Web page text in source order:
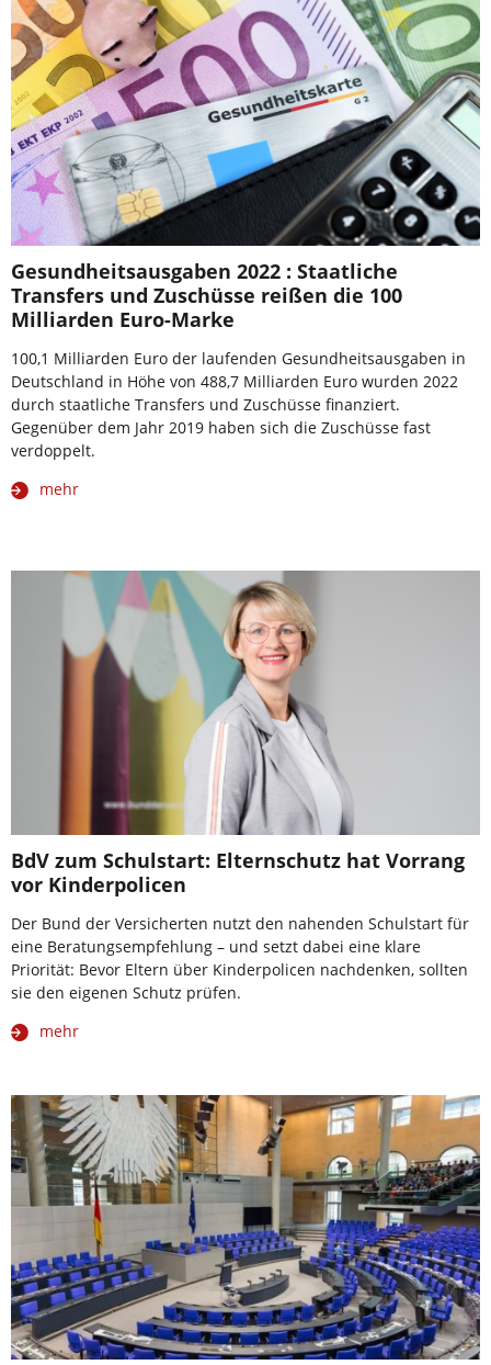
Gesundheitsausgaben 2022 : Staatliche
Transfers und Zuschüsse reißen die 100
Milliarden Euro-Marke
100,1 Milliarden Euro der laufenden Gesundheitsausgaben in
Deutschland in Höhe von 488,7 Milliarden Euro wurden 2022
durch staatliche Transfers und Zuschüsse finanziert.
Gegenüber dem Jahr 2019 haben sich die Zuschüsse fast
verdoppelt.
mehr
BdV zum Schulstart: Elternschutz hat Vorrang
vor Kinderpolicen
Der Bund der Versicherten nutzt den nahenden Schulstart für
eine Beratungsempfehlung – und setzt dabei eine klare
Priorität: Bevor Eltern über Kinderpolicen nachdenken, sollten
sie den eigenen Schutz prüfen.
mehr